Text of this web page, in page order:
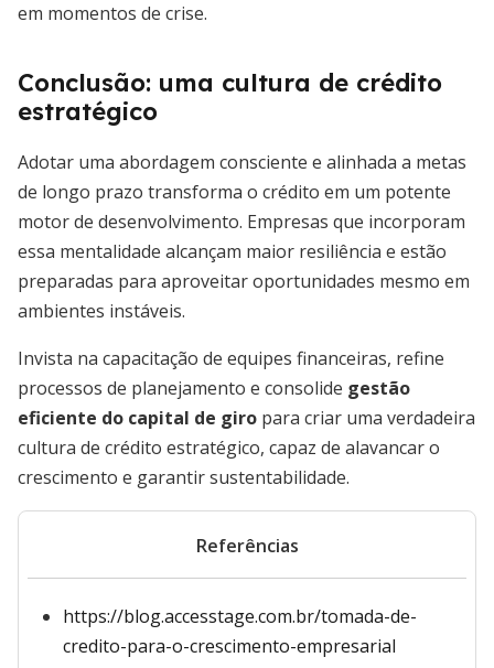
em momentos de crise.
Conclusão: uma cultura de crédito
estratégico
Adotar uma abordagem consciente e alinhada a metas
de longo prazo transforma o crédito em um potente
motor de desenvolvimento. Empresas que incorporam
essa mentalidade alcançam maior resiliência e estão
preparadas para aproveitar oportunidades mesmo em
ambientes instáveis.
Invista na capacitação de equipes financeiras, refine
processos de planejamento e consolide gestão
eficiente do capital de giro para criar uma verdadeira
cultura de crédito estratégico, capaz de alavancar o
crescimento e garantir sustentabilidade.
Referências
https://blog.accesstage.com.br/tomada-de-
credito-para-o-crescimento-empresarial